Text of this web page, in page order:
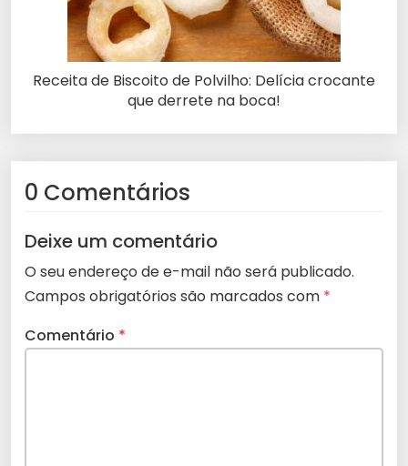
Receita de Biscoito de Polvilho: Delícia crocante
que derrete na boca!
0 Comentários
Deixe um comentário
O seu endereço de e-mail não será publicado.
Campos obrigatórios são marcados com *
Comentário *